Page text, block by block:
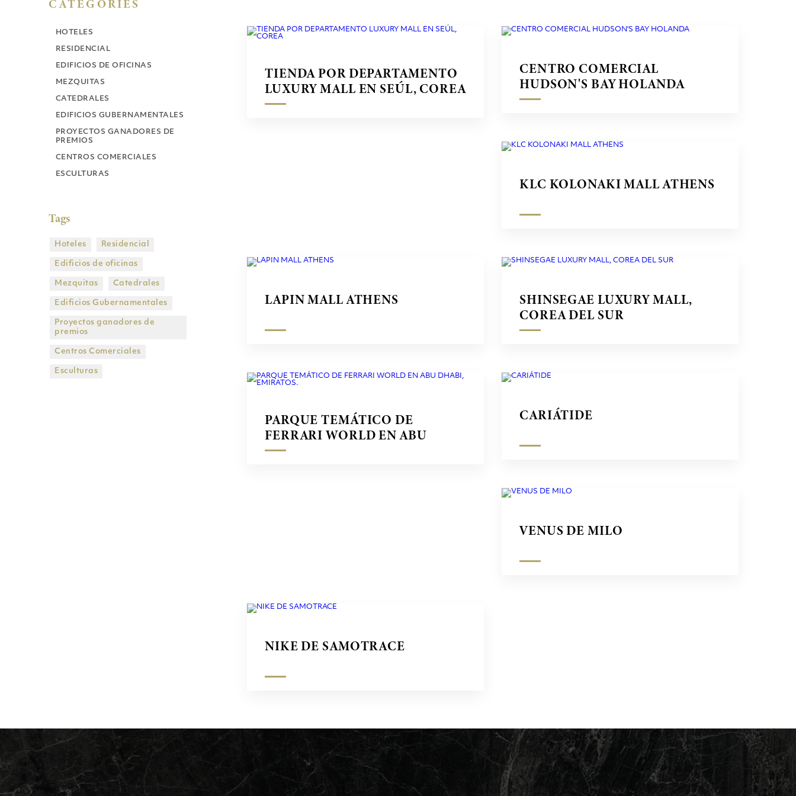
CATEGORIES
HOTELES
RESIDENCIAL
EDIFICIOS DE OFICINAS
MEZQUITAS
CATEDRALES
EDIFICIOS GUBERNAMENTALES
PROYECTOS GANADORES DE
PREMIOS
CENTROS COMERCIALES
ESCULTURAS
Tags
Hoteles Residencial
Edificios de oficinas
Mezquitas Catedrales
Edificios Gubernamentales
Proyectos ganadores de
premios
Centros Comerciales
Esculturas
TIENDA POR DEPARTAMENTO
LUXURY MALL EN SEÚL, COREA
CENTRO COMERCIAL
HUDSON'S BAY HOLANDA
KLC KOLONAKI MALL ATHENS
LAPIN MALL ATHENS
SHINSEGAE LUXURY MALL,
COREA DEL SUR
PARQUE TEMÁTICO DE
FERRARI WORLD EN ABU
DHABI, EMIRATOS.
CARIÁTIDE
VENUS DE MILO
NIKE DE SAMOTRACE